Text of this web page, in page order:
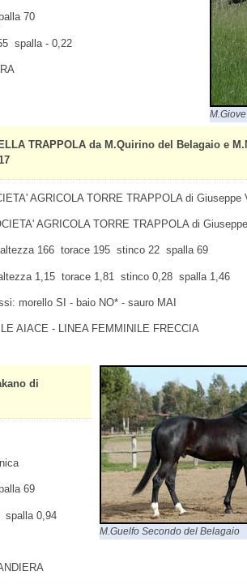
70
spalla - 0,22
TRAPPOLA da M.Quirino del Belagaio e
AGRICOLA TORRE TRAPPOLA di Giuseppe
AGRICOLA TORRE TRAPPOLA di
166 torace 195 stinco 22 spalla 69
1,15 torace 1,81 stinco 0,28 spalla 1,46
morello SI - baio NO* - sauro MAI
AIACE - LINEA FEMMINILE FRECCIA
M.Guelfo Secondo del Belagaio
di
69
spalla 0,94